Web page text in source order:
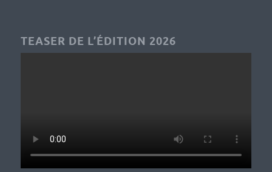
TEASER DE L’ÉDITION 2026